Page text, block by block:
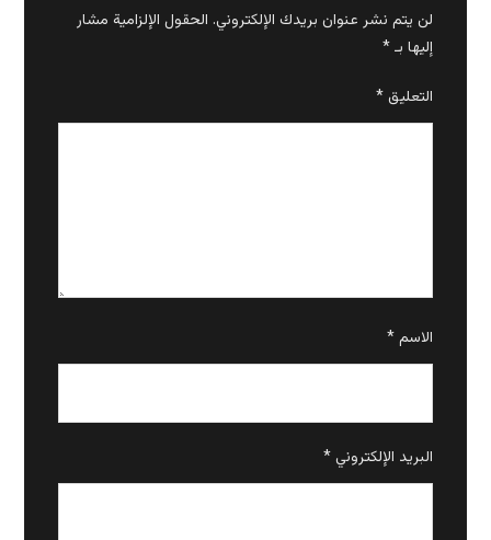
لن يتم نشر عنوان بريدك الإلكتروني. الحقول الإلزامية مشار
إليها بـ*
التعليق*
الاسم*
البريد الإلكتروني*